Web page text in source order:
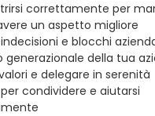
correttamente per
un aspetto migliore
e blocchi
generazionale della tua
e delegare in serenità
condividere e aiutarsi